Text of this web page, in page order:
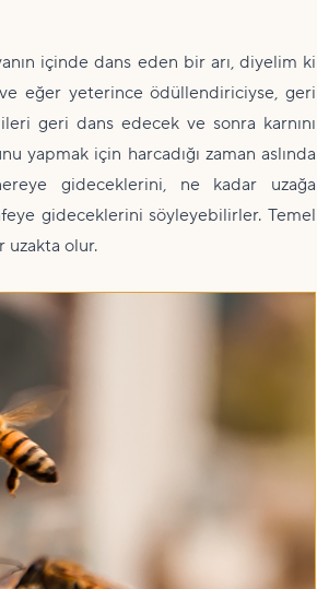
içinde dans eden bir arı, diyelim ki
eğer yeterince ödüllendiriciyse, geri
geri dans edecek ve sonra karnını
yapmak için harcadığı zaman aslında
gideceklerini, ne kadar uzağa
gideceklerini söyleyebilirler. Temel
uzakta olur.